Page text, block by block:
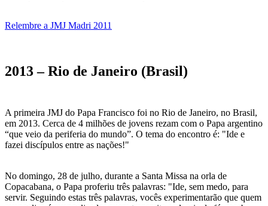
Relembre a JMJ Madri 2011
2013 – Rio de Janeiro (Brasil)
A primeira JMJ do Papa Francisco foi no Rio de Janeiro, no Brasil,
em 2013. Cerca de 4 milhões de jovens rezam com o Papa argentino
“que veio da periferia do mundo”. O tema do encontro é: "Ide e
fazei discípulos entre as nações!"
No domingo, 28 de julho, durante a Santa Missa na orla de
Copacabana, o Papa proferiu três palavras: "Ide, sem medo, para
servir. Seguindo estas três palavras, vocês experimentarão que quem